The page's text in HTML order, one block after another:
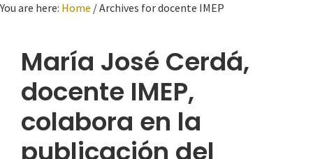
You are here: Home /Archives for docente IMEP
María José Cerdá,
docente IMEP,
colabora en la
publicación del